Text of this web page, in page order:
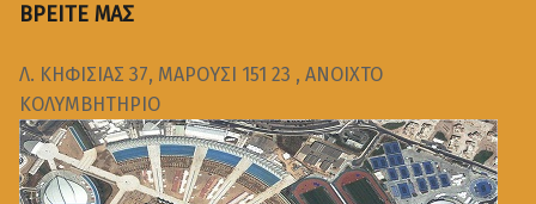
ΒΡΕΙΤΕ ΜΑΣ
Λ. ΚΗΦΙΣΙΑΣ 37, ΜΑΡΟΥΣΙ 151 23 , ΑΝΟΙΧΤΟ
ΚΟΛΥΜΒΗΤΗΡΙΟ